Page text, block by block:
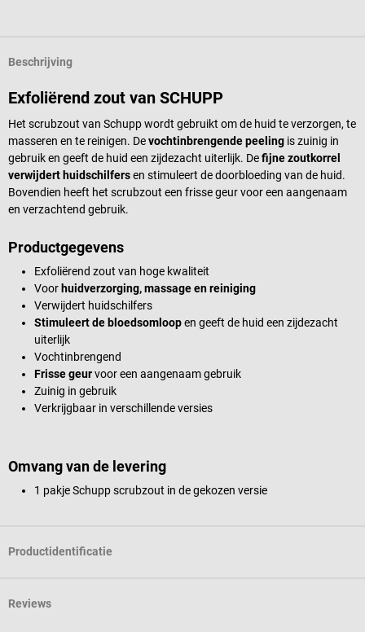
Beschrijving
Exfoliërend zout van SCHUPP
Het scrubzout van Schupp wordt gebruikt om de huid te verzorgen, te
masseren en te reinigen. Devochtinbrengende peeling is zuinig in
gebruik en geeft de huid een zijdezacht uiterlijk. Defijne zoutkorrel
verwijdert huidschilfersen stimuleert de doorbloeding van de huid.
Bovendien heeft het scrubzout een frisse geur voor een aangenaam
en verzachtend gebruik.
Productgegevens
Exfoliërend zout van hoge kwaliteit
Voor huidverzorging, massage en reiniging
Verwijdert huidschilfers
Stimuleert de bloedsomloopen geeft de huid een zijdezacht
uiterlijk
Vochtinbrengend
Frisse geurvoor een aangenaam gebruik
Zuinig in gebruik
Verkrijgbaar in verschillende versies
Omvang van de levering
1 pakje Schupp scrubzout in de gekozen versie
Productidentificatie
Reviews